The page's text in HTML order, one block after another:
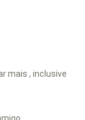
mais , inclusive